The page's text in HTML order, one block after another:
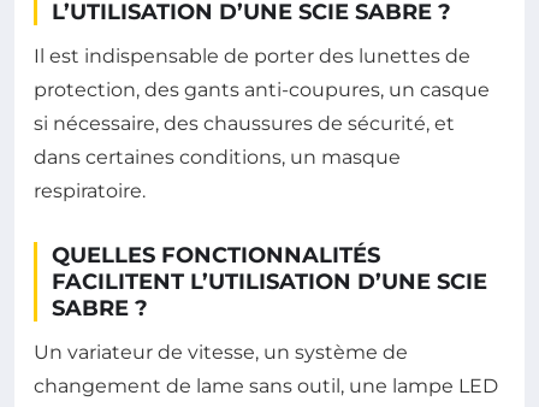
L’UTILISATION D’UNE SCIE SABRE ?
Il est indispensable de porter des lunettes de
protection, des gants anti-coupures, un casque
si nécessaire, des chaussures de sécurité, et
dans certaines conditions, un masque
respiratoire.
QUELLES FONCTIONNALITÉS
FACILITENT L’UTILISATION D’UNE SCIE
SABRE ?
Un variateur de vitesse, un système de
changement de lame sans outil, une lampe LED